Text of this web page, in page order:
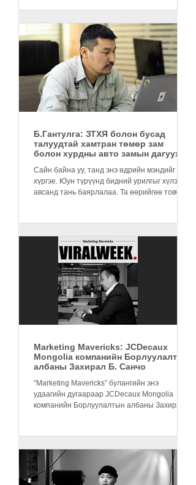
Б.Гантулга: ЗТХЯ болон бусад
талуудтай хамтран төмөр зам
болон хурдны авто замын дагуух
Сайн байна уу, танд энэ өдрийн мэндийг
хүргэе. Юун түрүүнд бидний урилгыг хүлээн
авсанд тань баярлалаа. Та өөрийгөө товчхон
Marketing Mavericks: JCDecaux
Mongolia компанийн Борлуулалтын
албаны Захирал Б. Санчо
“Marketing Mavericks” булангийн энэ
удаагийн дугаараар JCDecaux Mongolia
компанийн Борлуулалтын албаны Захирал